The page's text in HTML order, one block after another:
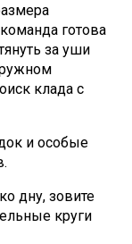
готова
за уши
клада с
и особые
дну, зовите
круги